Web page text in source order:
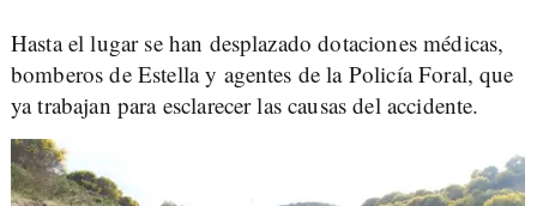
Hasta el lugar se han desplazado dotaciones médicas,
bomberos de Estella y agentes de la Policía Foral, que
ya trabajan para esclarecer las causas del accidente.